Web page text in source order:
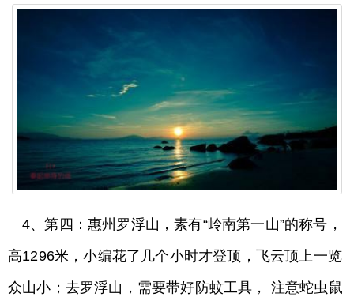
4、第四：惠州罗浮山，素有“岭南第一山”的称号，
高1296米，小编花了几个小时才登顶，飞云顶上一览
众山小；去罗浮山，需要带好防蚊工具， 注意蛇虫鼠